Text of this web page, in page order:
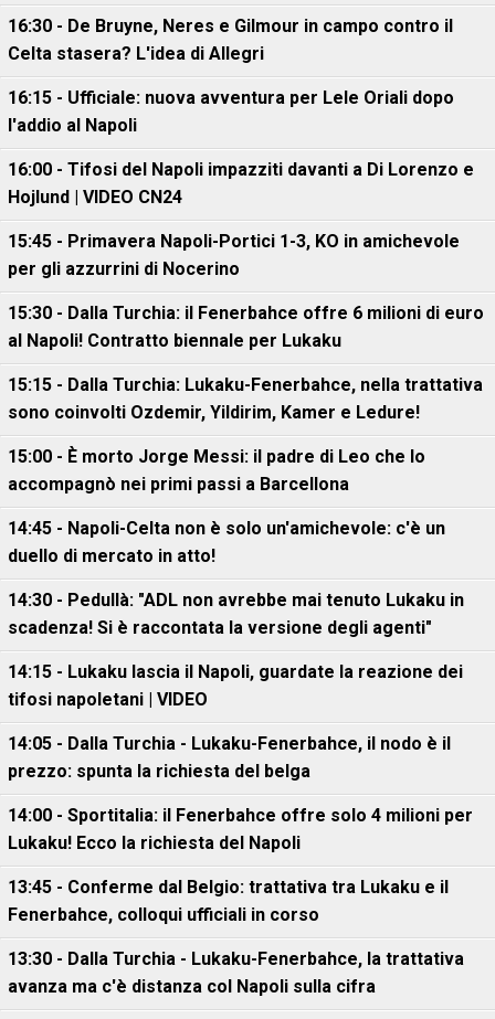
16:30 - De Bruyne, Neres e Gilmour in campo contro il
Celta stasera? L'idea di Allegri
16:15 - Ufficiale: nuova avventura per Lele Oriali dopo
l'addio al Napoli
16:00 - Tifosi del Napoli impazziti davanti a Di Lorenzo e
Hojlund | VIDEO CN24
15:45 - Primavera Napoli-Portici 1-3, KO in amichevole
per gli azzurrini di Nocerino
15:30 - Dalla Turchia: il Fenerbahce offre 6 milioni di euro
al Napoli! Contratto biennale per Lukaku
15:15 - Dalla Turchia: Lukaku-Fenerbahce, nella trattativa
sono coinvolti Ozdemir, Yildirim, Kamer e Ledure!
15:00 - È morto Jorge Messi: il padre di Leo che lo
accompagnò nei primi passi a Barcellona
14:45 - Napoli-Celta non è solo un'amichevole: c'è un
duello di mercato in atto!
14:30 - Pedullà: "ADL non avrebbe mai tenuto Lukaku in
scadenza! Si è raccontata la versione degli agenti"
14:15 - Lukaku lascia il Napoli, guardate la reazione dei
tifosi napoletani | VIDEO
14:05 - Dalla Turchia - Lukaku-Fenerbahce, il nodo è il
prezzo: spunta la richiesta del belga
14:00 - Sportitalia: il Fenerbahce offre solo 4 milioni per
Lukaku! Ecco la richiesta del Napoli
13:45 - Conferme dal Belgio: trattativa tra Lukaku e il
Fenerbahce, colloqui ufficiali in corso
13:30 - Dalla Turchia - Lukaku-Fenerbahce, la trattativa
avanza ma c'è distanza col Napoli sulla cifra